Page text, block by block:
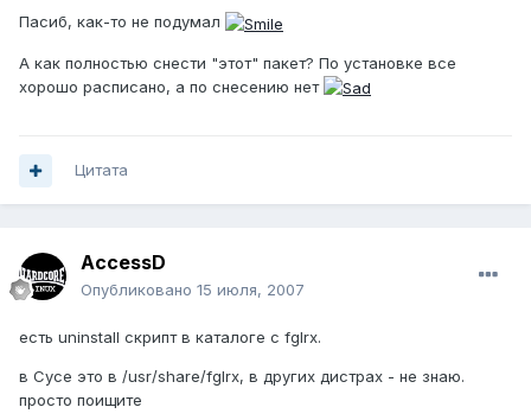
Пасиб, как-то не подумал
А как полностью снести "этот" пакет? По установке все
хорошо расписано, а по снесению нет
Цитата
AccessD
Опубликовано 15 июля, 2007
есть uninstall скрипт в каталоге с fglrx.
в Сусе это в /usr/share/fglrx, в других дистрах - не знаю.
просто поищите